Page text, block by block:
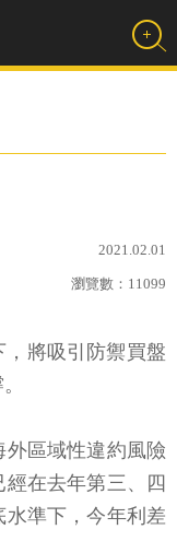
2021.02.01
瀏覽數： 11099
將吸引防禦買盤
區域性違約風險
在去年第三、四
準下，今年利差